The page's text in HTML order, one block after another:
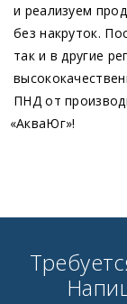
и реализуем
без накруток.
так и в другие
ПНД от
«АкваЮг»!